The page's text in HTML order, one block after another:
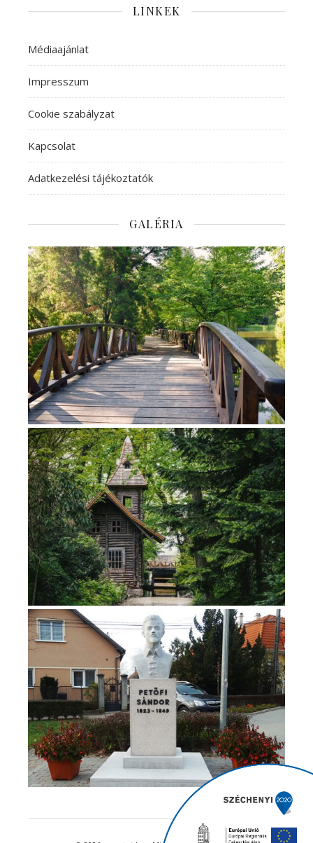
LINKEK
Médiaajánlat
Impresszum
Cookie szabályzat
Kapcsolat
Adatkezelési tájékoztatók
GALÉRIA